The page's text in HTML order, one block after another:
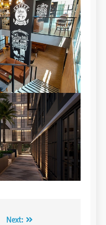
Next: